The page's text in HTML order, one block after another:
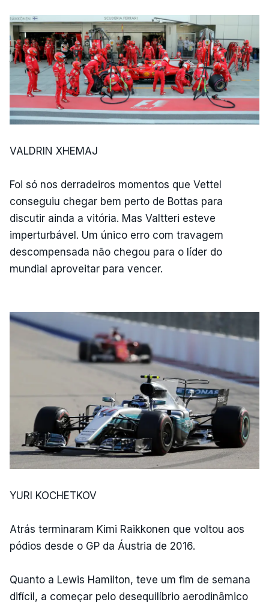
VALDRIN XHEMAJ
Foi só nos derradeiros momentos que Vettel
conseguiu chegar bem perto de Bottas para
discutir ainda a vitória. Mas Valtteri esteve
imperturbável. Um único erro com travagem
descompensada não chegou para o líder do
mundial aproveitar para vencer.
YURI KOCHETKOV
Atrás terminaram Kimi Raikkonen que voltou aos
pódios desde o GP da Áustria de 2016.
Quanto a Lewis Hamilton, teve um fim de semana
difícil, a começar pelo desequilíbrio aerodinâmico